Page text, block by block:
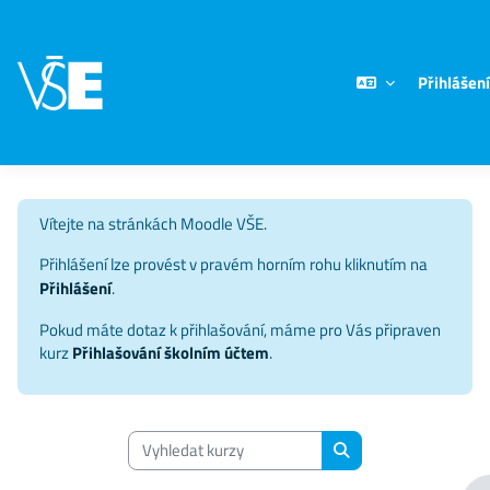
Přihlášení
Vítejte na stránkách Moodle VŠE.
Přihlášení lze provést v pravém horním rohu kliknutím na
Přihlášení.
Pokud máte dotaz k přihlašování, máme pro Vás připraven
kurzPřihlašování školním účtem.
Vyhledat kurzy
Vyhledat kurzy